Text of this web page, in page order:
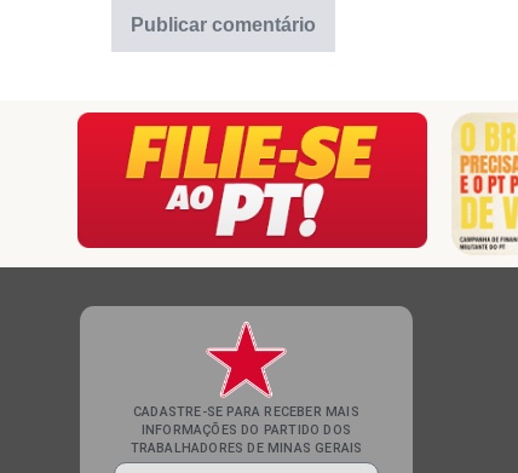
CADASTRE-SE PARA RECEBER MAIS
INFORMAÇÕES DO PARTIDO DOS
TRABALHADORES DE MINAS GERAIS